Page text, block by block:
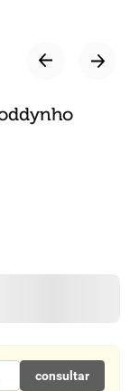
consultar